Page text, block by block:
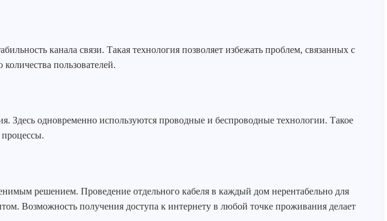
канала связи. Такая технология позволяет избежать проблем, связанных с
пользователей.
Здесь одновременно используются проводные и беспроводные технологии. Такое
процессы.
решением. Проведение отдельного кабеля в каждый дом нерентабельно для
Возможность получения доступа к интернету в любой точке проживания делает